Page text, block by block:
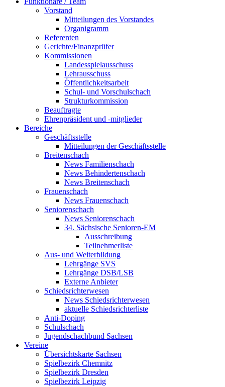
Vorstand
Mitteilungen des Vorstandes
Organigramm
Referenten
Gerichte/Finanzprüfer
Kommissionen
Landesspielausschuss
Lehrausschuss
Öffentlichkeitsarbeit
Schul- und Vorschulschach
Strukturkommission
Beauftragte
Ehrenpräsident und -mitglieder
Bereiche
Geschäftsstelle
Mitteilungen der Geschäftsstelle
Breitenschach
News Familienschach
News Behindertenschach
News Breitenschach
Frauenschach
News Frauenschach
Seniorenschach
News Seniorenschach
34. Sächsische Senioren-EM
Ausschreibung
Teilnehmerliste
Aus- und Weiterbildung
Lehrgänge SVS
Lehrgänge DSB/LSB
Externe Anbieter
Schiedsrichterwesen
News Schiedsrichterwesen
aktuelle Schiedsrichterliste
Anti-Doping
Schulschach
Jugendschachbund Sachsen
Vereine
Übersichtskarte Sachsen
Spielbezirk Chemnitz
Spielbezirk Dresden
Spielbezirk Leipzig